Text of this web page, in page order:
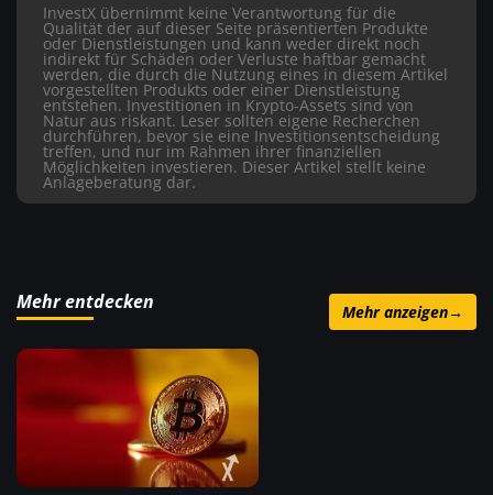
InvestX übernimmt keine Verantwortung für die
Qualität der auf dieser Seite präsentierten Produkte
oder Dienstleistungen und kann weder direkt noch
indirekt für Schäden oder Verluste haftbar gemacht
werden, die durch die Nutzung eines in diesem Artikel
vorgestellten Produkts oder einer Dienstleistung
entstehen. Investitionen in Krypto-Assets sind von
Natur aus riskant. Leser sollten eigene Recherchen
durchführen, bevor sie eine Investitionsentscheidung
treffen, und nur im Rahmen ihrer finanziellen
Möglichkeiten investieren. Dieser Artikel stellt keine
Anlageberatung dar.
Mehr entdecken Mehr anzeigen→